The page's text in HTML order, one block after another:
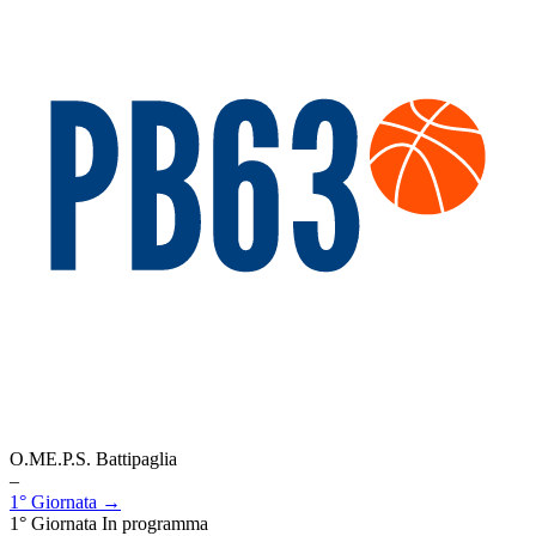
O.ME.P.S. Battipaglia
–
1° Giornata →
1° Giornata In programma